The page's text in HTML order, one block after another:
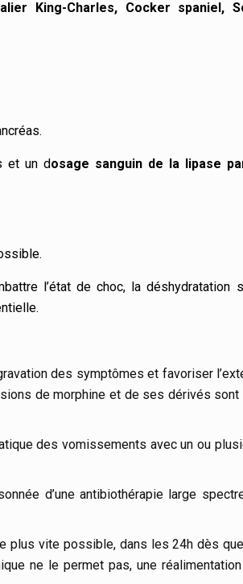
King-Charles, Cocker spaniel,
et un dosage sanguin de la lipase
l’état de choc, la déshydratation
des symptômes et favoriser
de morphine et de ses dérivés
des vomissements avec un ou
d’une antibiothérapie large
plus vite possible, dans les 24h dès
ne le permet pas, une